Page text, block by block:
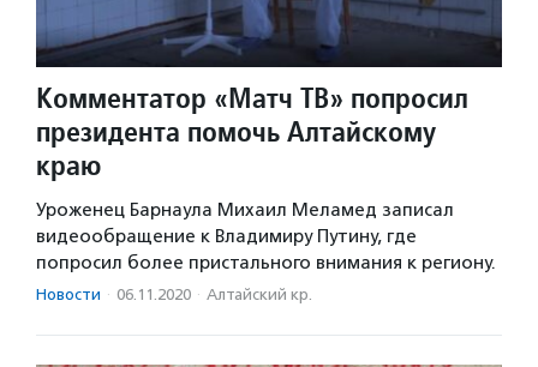
Комментатор «Матч ТВ» попросил
президента помочь Алтайскому
краю
Уроженец Барнаула Михаил Меламед записал
видеообращение к Владимиру Путину, где
попросил более пристального внимания к региону.
Новости · 06.11.2020 · Алтайский кр.